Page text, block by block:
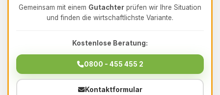
Gemeinsam mit einem Gutachter prüfen wir Ihre Situation
und finden die wirtschaftlichste Variante.
Kostenlose Beratung:
0800 - 455 455 2
Kontaktformular